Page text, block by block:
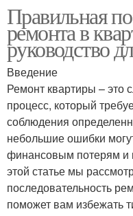
Правильная
ремонта в
руководство
Введение
Ремонт квартиры – это
процесс, который
соблюдения
небольшие ошибки
финансовым потерям и
этой статье мы
последовательность
поможет вам избежать